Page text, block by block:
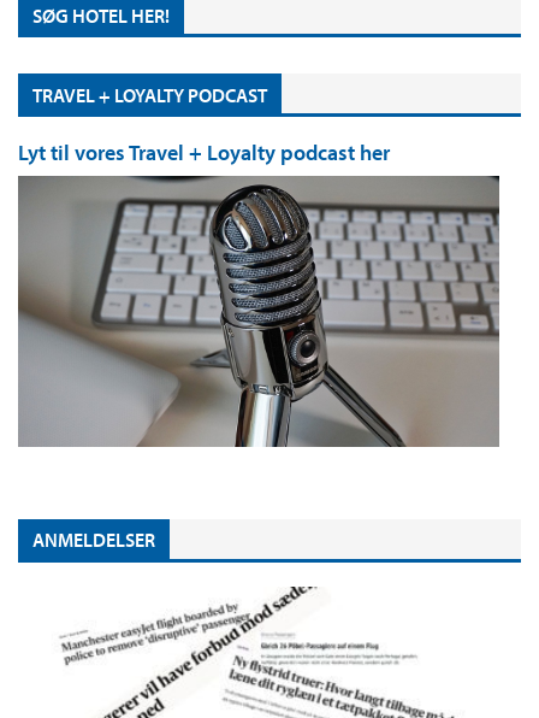
SØG HOTEL HER!
TRAVEL + LOYALTY PODCAST
Lyt til vores Travel + Loyalty podcast her
ANMELDELSER